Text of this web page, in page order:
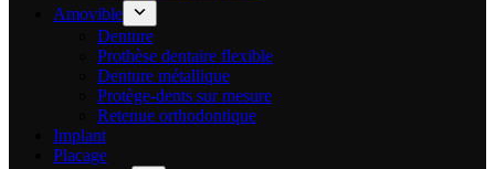
Amovible
Denture
Prothèse dentaire flexible
Denture métallique
Protège-dents sur mesure
Retenue orthodontique
Implant
Placage